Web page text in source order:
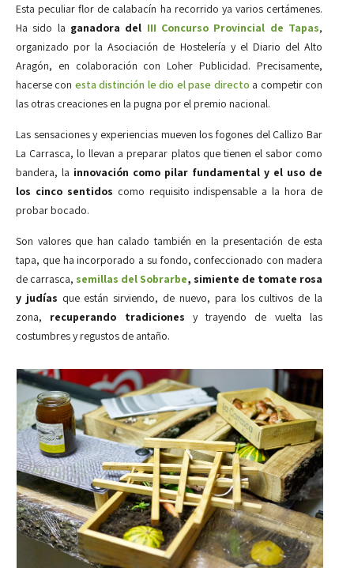
Esta peculiar flor de calabacín ha recorrido ya varios certámenes.
Ha sido la ganadora del III Concurso Provincial de Tapas,
organizado por la Asociación de Hostelería y el Diario del Alto
Aragón, en colaboración con Loher Publicidad. Precisamente,
hacerse con esta distinción le dio el pase directo a competir con
las otras creaciones en la pugna por el premio nacional.
Las sensaciones y experiencias mueven los fogones del Callizo Bar
La Carrasca, lo llevan a preparar platos que tienen el sabor como
bandera, la innovación como pilar fundamental y el uso de
los cinco sentidos como requisito indispensable a la hora de
probar bocado.
Son valores que han calado también en la presentación de esta
tapa, que ha incorporado a su fondo, confeccionado con madera
de carrasca, semillas del Sobrarbe, simiente de tomate rosa
y judías que están sirviendo, de nuevo, para los cultivos de la
zona, recuperando tradiciones y trayendo de vuelta las
costumbres y regustos de antaño.